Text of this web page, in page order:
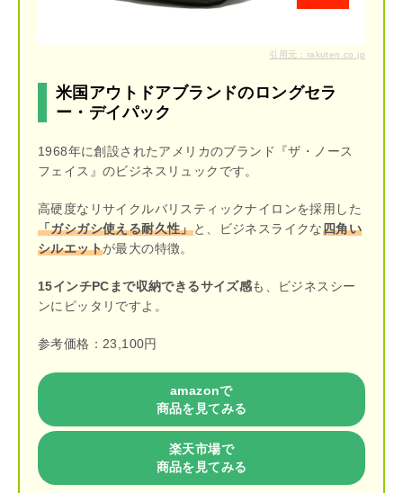
引用元：rakuten.co.jp
米国アウトドアブランドのロングセラ
ー・デイパック
1968年に創設されたアメリカのブランド『ザ・ノース
フェイス』のビジネスリュックです。
高硬度なリサイクルバリスティックナイロンを採用した
「ガシガシ使える耐久性」と、ビジネスライクな四角い
シルエットが最大の特徴。
15インチPCまで収納できるサイズ感も、ビジネスシー
ンにピッタリですよ。
参考価格：23,100円
amazonで
商品を見てみる
楽天市場で
商品を見てみる